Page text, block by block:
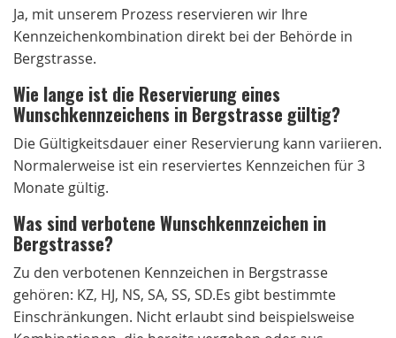
Ja, mit unserem Prozess reservieren wir Ihre
Kennzeichenkombination direkt bei der Behörde in
Bergstrasse.
Wie lange ist die Reservierung eines
Wunschkennzeichens in Bergstrasse gültig?
Die Gültigkeitsdauer einer Reservierung kann variieren.
Normalerweise ist ein reserviertes Kennzeichen für 3
Monate gültig.
Was sind verbotene Wunschkennzeichen in
Bergstrasse?
Zu den verbotenen Kennzeichen in Bergstrasse
gehören: KZ, HJ, NS, SA, SS, SD.Es gibt bestimmte
Einschränkungen. Nicht erlaubt sind beispielsweise